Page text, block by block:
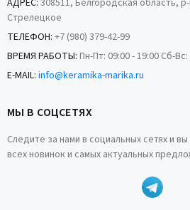
АДРЕС: 308511, Белгородская область,
Стрелецкое
ТЕЛЕФОН: +7 (980) 379-42-99
ВРЕМЯ РАБОТЫ: Пн-Пт: 09:00 - 19:00 Сб-Вс:
E-MAIL: info@keramika-marika.ru
МЫ В СОЦСЕТЯХ
Следите за нами в социальных сетях и
всех новинок и самых актуальных